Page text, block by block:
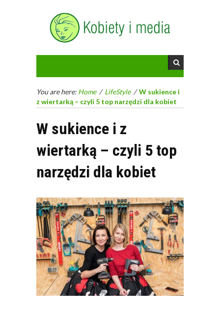
You are here: Home / LifeStyle /W sukience i
z wiertarką – czyli 5 top narzędzi dla kobiet
W sukience i z
wiertarką – czyli 5 top
narzędzi dla kobiet